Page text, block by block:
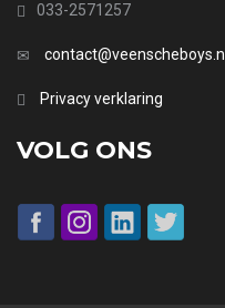
033-2571257
contact@veenscheboys.nl
Privacy verklaring
VOLG ONS